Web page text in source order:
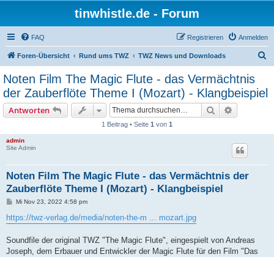
tinwhistle.de - Forum
FAQ Anmelden
Registrieren
Foren-Übersicht Rund ums TWZ TWZ News und Downloads
h
Noten Film The Magic Flute - das Vermächtnis
der Zauberflöte Theme I (Mozart) - Klangbeispiel
Antworten Suche
1 Beitrag • Seite 1 von 1
admin
Site Admin
Noten Film The Magic Flute - das Vermächtnis der
Zauberflöte Theme I (Mozart) - Klangbeispiel
B
i
t
a
g
Mi Nov 23, 2022 4:58 pm
https://twz-verlag.de/media/noten-the-m ... mozart.jpg
Soundfile der original TWZ "The Magic Flute", eingespielt von Andreas
Joseph, dem Erbauer und Entwickler der Magic Flute für den Film "Das